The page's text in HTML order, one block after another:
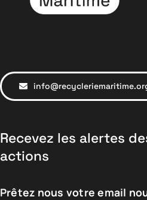
Recevez les alertes
actions
Prêtez nous votre email